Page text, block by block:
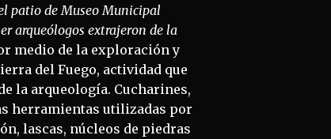
patio de Museo Municipal
arqueólogos extrajeron de la
medio de la exploración y
del Fuego, actividad que
la arqueología. Cucharines,
herramientas utilizadas por
lascas, núcleos de piedras